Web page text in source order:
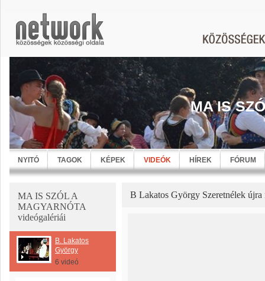
MA IS
NYITÓ TAGOK KÉPEK VIDEÓK HÍREK FÓRUM
MA IS SZÓL A
MAGYARNÓTA
videógalériái
B. Lakatos
György
6 videó
B Lakatos György Szeretnélek